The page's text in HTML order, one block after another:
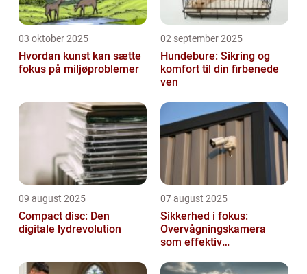
03 oktober 2025
Hvordan kunst kan sætte
fokus på miljøproblemer
02 september 2025
Hundebure: Sikring og
komfort til din firbenede
ven
09 august 2025
Compact disc: Den
digitale lydrevolution
07 august 2025
Sikkerhed i fokus:
Overvågningskamera
som effektiv